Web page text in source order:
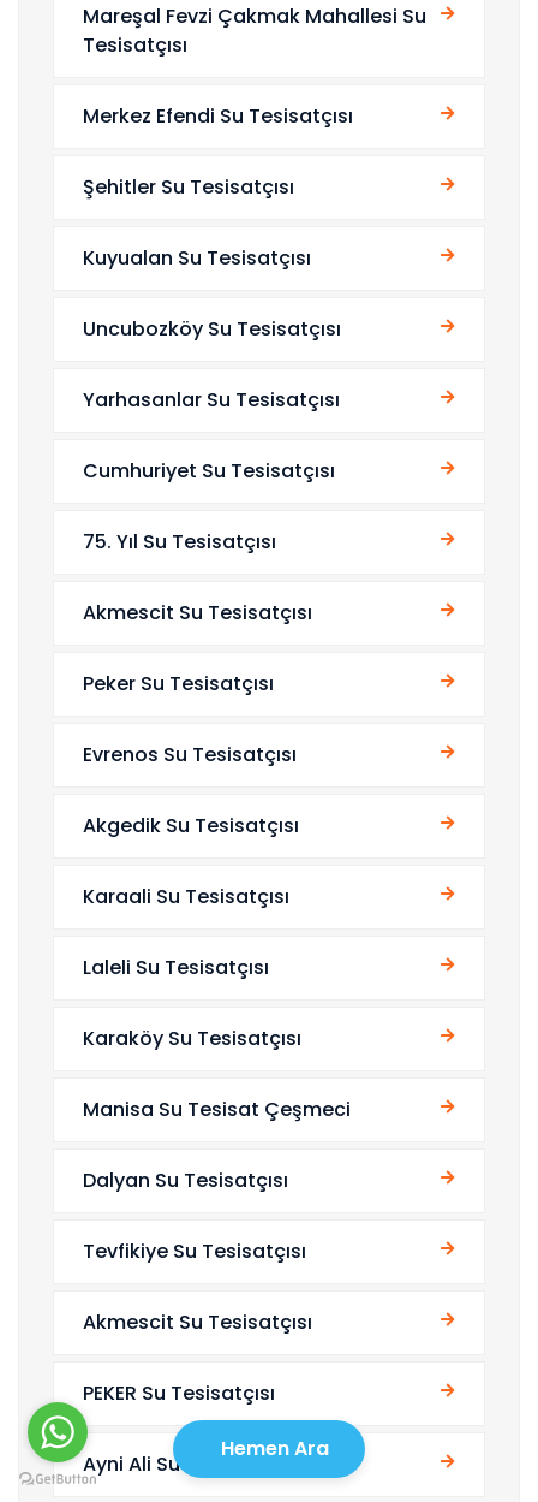
Mareşal Fevzi Çakmak Mahallesi Su
Tesisatçısı
Merkez Efendi Su Tesisatçısı
Şehitler Su Tesisatçısı
Kuyualan Su Tesisatçısı
Uncubozköy Su Tesisatçısı
Yarhasanlar Su Tesisatçısı
Cumhuriyet Su Tesisatçısı
75. Yıl Su Tesisatçısı
Akmescit Su Tesisatçısı
Peker Su Tesisatçısı
Evrenos Su Tesisatçısı
Akgedik Su Tesisatçısı
Karaali Su Tesisatçısı
Laleli Su Tesisatçısı
Karaköy Su Tesisatçısı
Manisa Su Tesisat Çeşmeci
Dalyan Su Tesisatçısı
Tevfikiye Su Tesisatçısı
Akmescit Su Tesisatçısı
PEKER Su Tesisatçısı
Ayni Ali Su Tesisatçısı
Hemen Ara